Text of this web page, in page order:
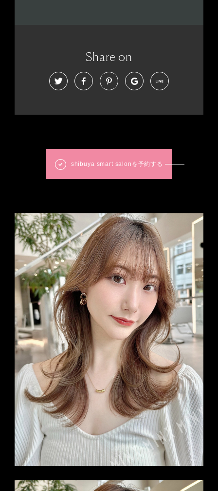
Share on
shibuya smart salonを予約する